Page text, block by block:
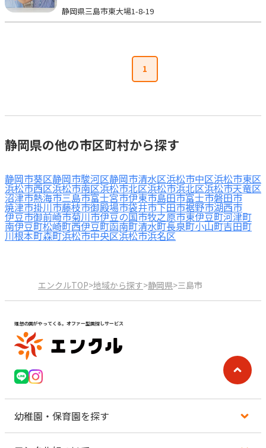
静岡県三島市東大場1-8-19
1
静岡県の他の市区町村から探す
静岡市葵区静岡市駿河区静岡市清水区浜松市中区浜松市東区
浜松市西区浜松市南区浜松市北区浜松市浜北区浜松市天竜区
沼津市熱海市三島市富士宮市伊東市島田市富士市磐田市
焼津市掛川市藤枝市御殿場市袋井市下田市裾野市湖西市
伊豆市御前崎市菊川市伊豆の国市牧之原市東伊豆町河津町
南伊豆町松崎町西伊豆町函南町清水町長泉町小山町吉田町
川根本町森町浜松市中央区浜松市浜名区
エンクルTOP>地域から探す>静岡県>三島市
理想の園がやってくる。オファー型園探しサービス
幼稚園・保育園を探す